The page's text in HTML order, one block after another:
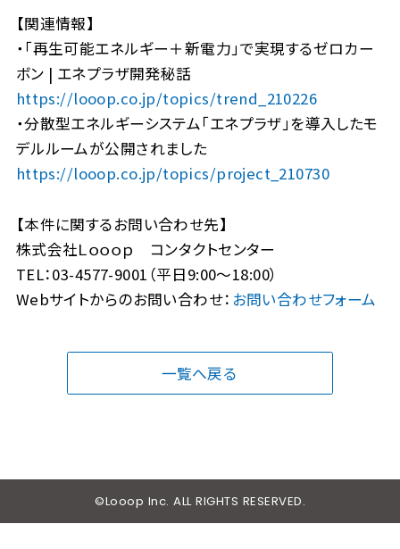
【関連情報】
・「再生可能エネルギー＋新電力」で実現するゼロカー
ボン | エネプラザ開発秘話
https://looop.co.jp/topics/trend_210226
・分散型エネルギーシステム「エネプラザ」を導入したモ
デルルームが公開されました
https://looop.co.jp/topics/project_210730
【本件に関するお問い合わせ先】
株式会社Ｌｏｏｏｐ コンタクトセンター
TEL：03-4577-9001（平日9:00～18:00）
Webサイトからのお問い合わせ： お問い合わせフォーム
一覧へ戻る
©Looop Inc. ALL RIGHTS RESERVED.